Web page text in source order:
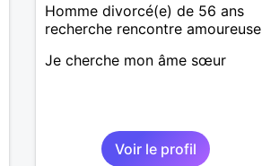
Homme divorcé(e) de 56 ans
recherche rencontre amoureuse
Je cherche mon âme sœur
Voir le profil